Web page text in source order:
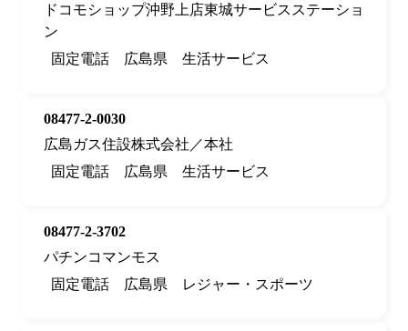
ドコモショップ沖野上店東城サービスステーショ
ン
固定電話
広島県 生活サービス
08477-2-0030
広島ガス住設株式会社／本社
固定電話
広島県 生活サービス
08477-2-3702
パチンコマンモス
固定電話
広島県 レジャー・スポーツ